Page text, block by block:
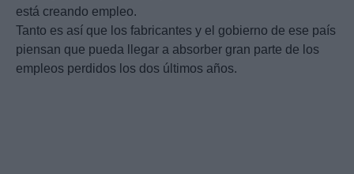
está creando empleo.
Tanto es así que los fabricantes y el gobierno de ese país
piensan que pueda llegar a absorber gran parte de los
empleos perdidos los dos últimos años.